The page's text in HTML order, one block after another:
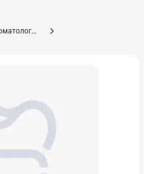
Запасные части к установкам стоматологическим, компрессорам